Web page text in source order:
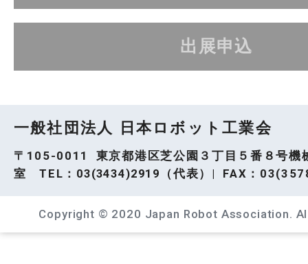
出展申込
一般社団法人 日本ロボット工業会
〒105-0011 東京都港区芝公園３丁目５番８号機
室 TEL： 03(3434)2919 （代表）| FAX：
Copyright © 2020 Japan Robot Association.